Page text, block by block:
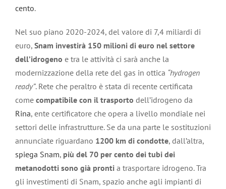
cento.
Nel suo piano 2020-2024, del valore di 7,4 miliardi di
euro, Snam investirà 150 milioni di euro nel settore
dell’idrogeno e tra le attività ci sarà anche la
modernizzazione della rete del gas in ottica “hydrogen
ready”. Rete che peraltro è stata di recente certificata
come compatibile con il trasporto dell’idrogeno da
Rina, ente certificatore che opera a livello mondiale nei
settori delle infrastrutture. Se da una parte le sostituzioni
annunciate riguardano 1200 km di condotte, dall’altra,
spiega Snam, più del 70 per cento dei tubi dei
metanodotti sono già pronti a trasportare idrogeno. Tra
gli investimenti di Snam, spazio anche agli impianti di